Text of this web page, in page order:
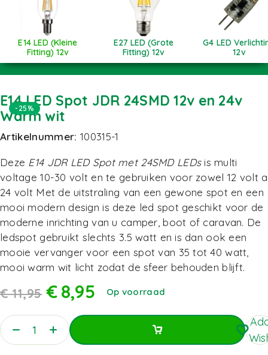
E14 LED (Kleine
Fitting) 12v
E27 LED (Grote
Fitting) 12v
G4 LED
12v
-25%
E14 LED Spot JDR 24SMD 12v en 24v
Warm wit
Artikelnummer:100315-1
Deze E14 JDR LED Spot met 24SMD LEDsis multi
voltage 10-30 volt en te gebruiken voor zowel 12 volt
24 volt Met de uitstraling van een gewone spot en een
mooi modern design is deze led spot geschikt voor de
moderne inrichting van u camper, boot of caravan. De
ledspot gebruikt slechts 3.5 watt en is dan ook een
mooie vervanger voor een spot van 35 tot 40 watt,
mooi warm wit licht zodat de sfeer behouden blijft.
€11,95 €8,95 Op voorraad